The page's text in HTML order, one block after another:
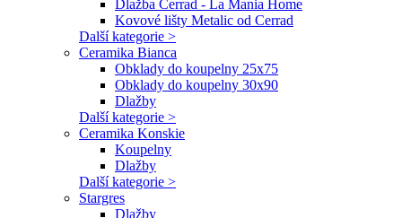
Dlažba Cerrad - La Mania Home
Kovové lišty Metalic od Cerrad
Další kategorie >
Ceramika Bianca
Obklady do koupelny 25x75
Obklady do koupelny 30x90
Dlažby
Další kategorie >
Ceramika Konskie
Koupelny
Dlažby
Další kategorie >
Stargres
Dlažby